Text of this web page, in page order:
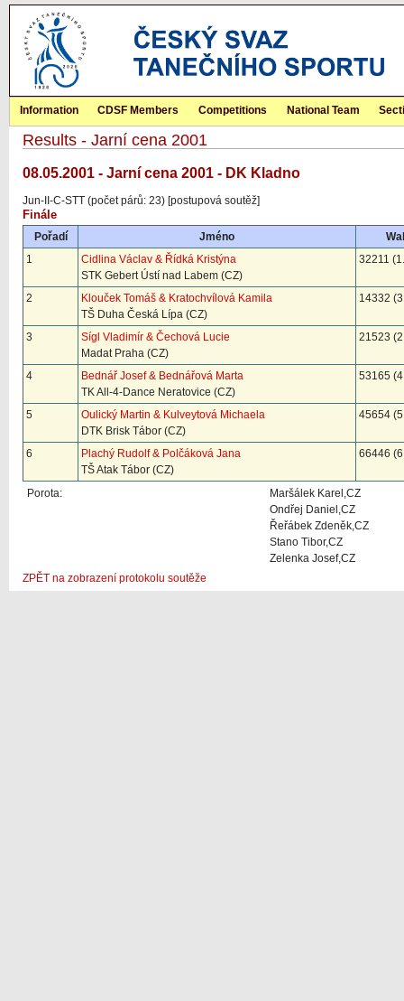
Information CDSF Members Competitions National Team
Results - Jarní cena 2001
08.05.2001 - Jarní cena 2001 - DK Kladno
Jun-II-C-STT (počet párů: 23) [postupová soutěž]
Finále
Pořadí Jméno
1
Cidlina Václav & Řídká Kristýna
STK Gebert Ústí nad Labem (CZ)
32211
2
Klouček Tomáš & Kratochvílová Kamila
TŠ Duha Česká Lípa (CZ)
14332
3
Sígl Vladimír & Čechová Lucie
Madat Praha (CZ)
21523
4
Bednář Josef & Bednářová Marta
TK All-4-Dance Neratovice (CZ)
53165
5
Oulický Martin & Kulveytová Michaela
DTK Brisk Tábor (CZ)
45654
6
Plachý Rudolf & Polčáková Jana
TŠ Atak Tábor (CZ)
66446
Porota:
Maršálek Karel,CZ
Ondřej Daniel,CZ
Řeřábek Zdeněk,CZ
Stano Tibor,CZ
Zelenka Josef,CZ
ZPĚT na zobrazení protokolu soutěže